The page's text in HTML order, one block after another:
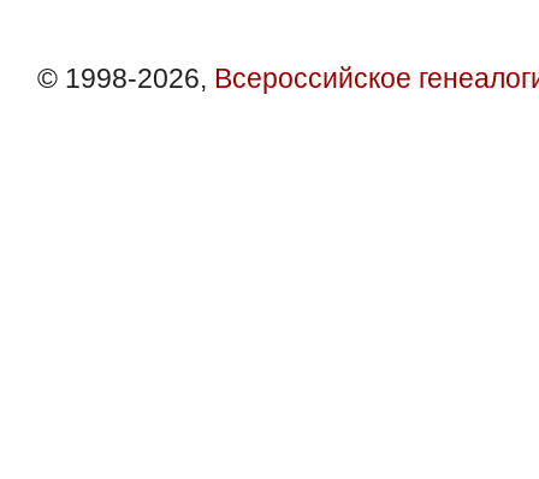
© 1998-2026, Всероссийское